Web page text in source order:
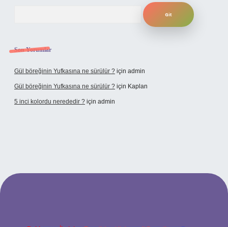
Son Yorumlar
Gül böreğinin Yufkasına ne sürülür ? için admin
Gül böreğinin Yufkasına ne sürülür ? için Kaplan
5 inci kolordu nerededir ? için admin